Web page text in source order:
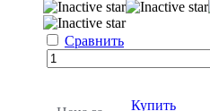
Сравнить
Купить